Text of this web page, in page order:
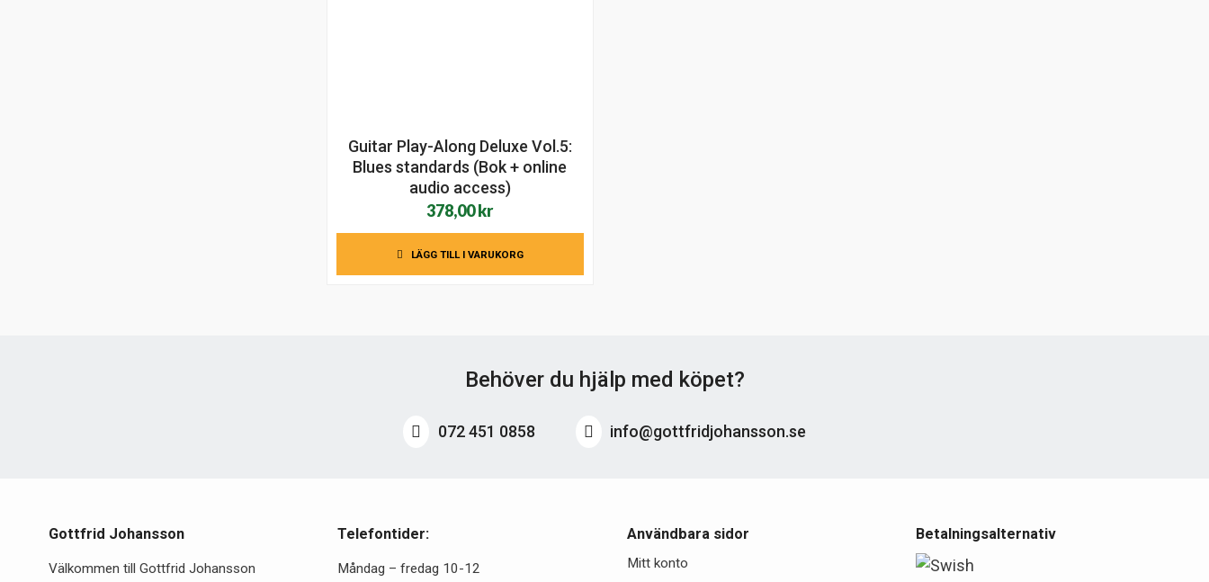
Guitar Play-Along Deluxe Vol.5:
Blues standards (Bok + online
audio access)
378,00kr
LÄGG TILL I VARUKORG
Behöver du hjälp med köpet?
072 451 0858 info@gottfridjohansson.se
Gottfrid Johansson
Välkommen till Gottfrid Johansson
Telefontider:
Måndag – fredag 10-12
Användbara sidor
Mitt konto
Betalningsalternativ